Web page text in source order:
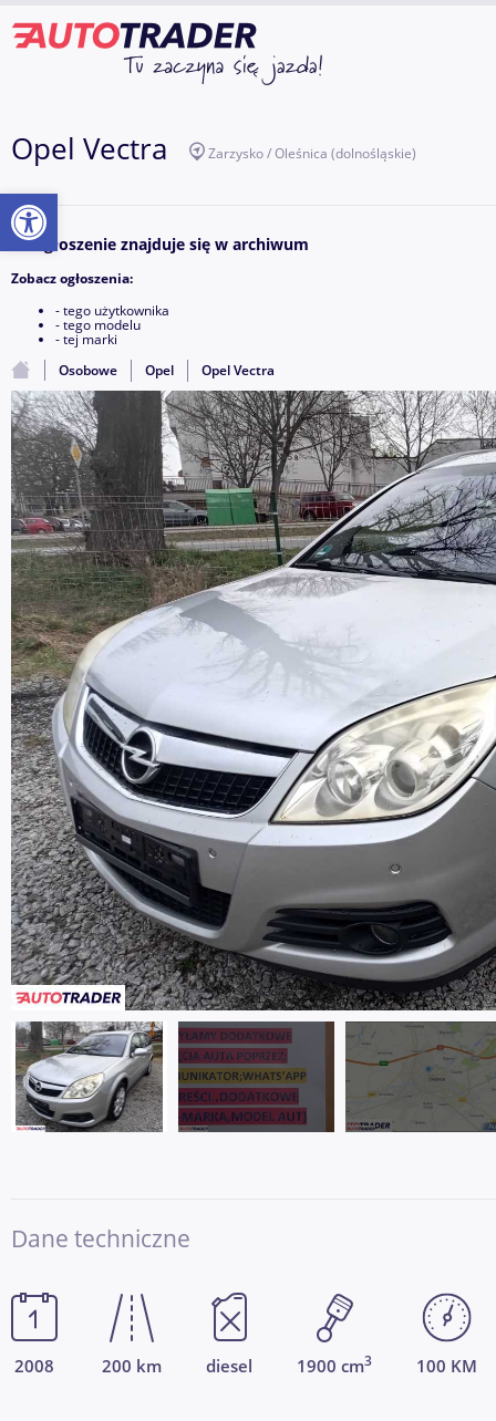
Opel Vectra Zarzysko / Oleśnica (dolnośląskie)
To ogłoszenie znajduje się w archiwum
Zobacz ogłoszenia:
- tego użytkownika
- tego modelu
- tej marki
Osobowe
Opel Opel Vectra
Dane techniczne
2008 200 km diesel 1900 cm3 100 KM
Otwórz pasek narzędzi